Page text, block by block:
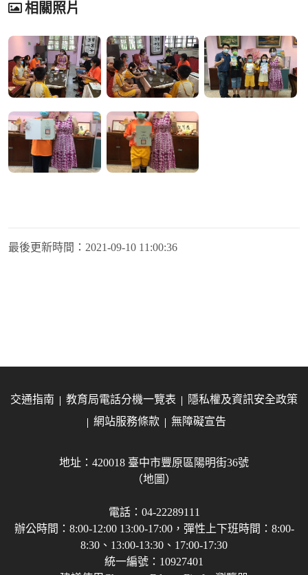
相關照片
最後更新時間： 2021-09-10 11:00:36
交通指南 教育局電話分機一覽表
隱私權及資訊安全政策
網站服務條款
無障礙宣告
地址：420018 臺中市豐原區陽明街36號
（地圖）
電話：04-22289111
辦公時間：8:00-12:00 13:00-17:00，彈性上下班時間：8:00-
8:30、13:00-13:30、17:00-17:30
統一編號：10927401